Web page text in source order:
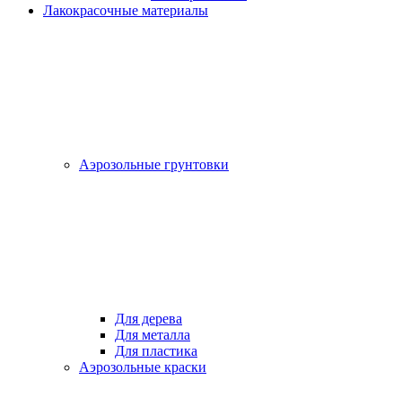
Лакокрасочные материалы
Аэрозольные грунтовки
Для дерева
Для металла
Для пластика
Аэрозольные краски